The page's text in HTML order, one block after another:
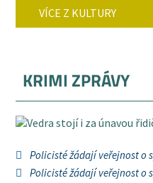
VÍCE Z KULTURY
KRIMI ZPRÁVY
Policisté žádají veřejnost o
Policisté žádají veřejnost o